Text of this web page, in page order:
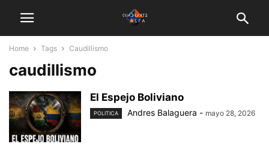
Home Tags Caudillismo
caudillismo
El Espejo Boliviano
POLITICA Andres Balaguera - mayo 28, 2026